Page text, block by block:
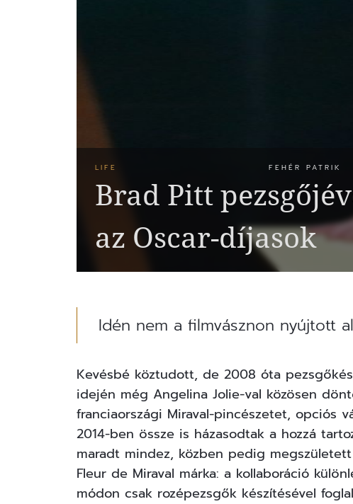
LIFE FEHÉR PATRIK
Brad Pitt
az Oscar-díjasok
Idén nem a filmvásznon nyújtott
Kevésbé köztudott, de 2008 óta
idején még Angelina Jolie-val közösen
franciaországi Miraval-pincészetet, opciós
2014-ben össze is házasodtak a hozzá
maradt mindez, közben pedig
Fleur de Miraval márka: a kollaboráció
módon csak rozépezsgők készítésével